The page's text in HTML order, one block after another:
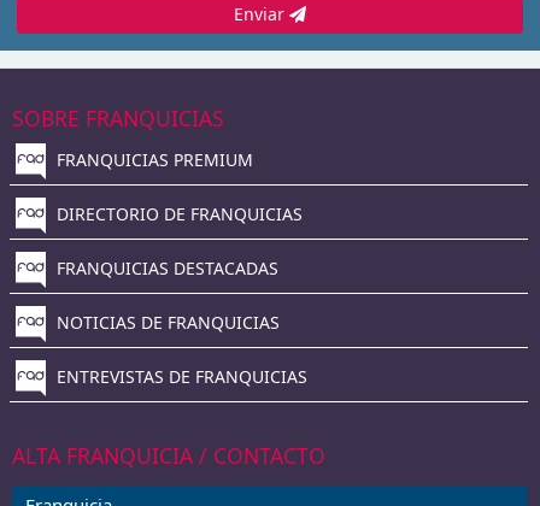
Enviar
SOBRE FRANQUICIAS
FRANQUICIAS PREMIUM
DIRECTORIO DE FRANQUICIAS
FRANQUICIAS DESTACADAS
NOTICIAS DE FRANQUICIAS
ENTREVISTAS DE FRANQUICIAS
ALTA FRANQUICIA / CONTACTO